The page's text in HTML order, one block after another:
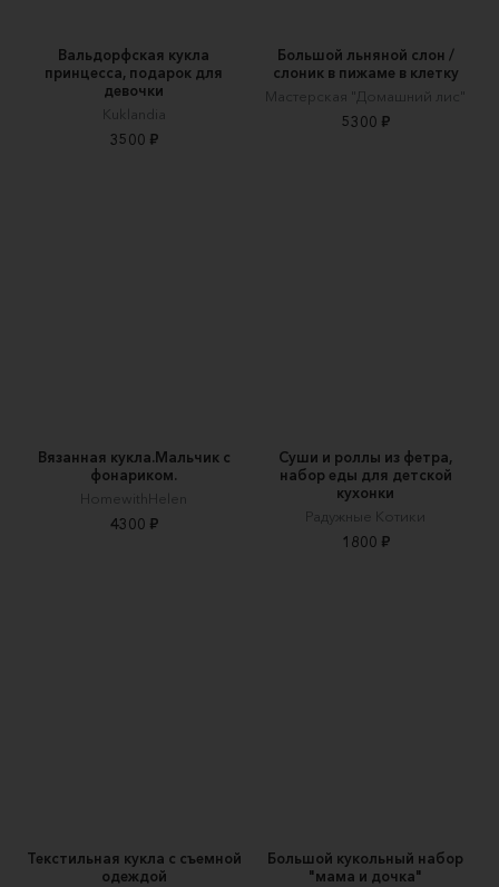
Вальдорфская кукла
принцесса, подарок для
девочки
Kuklandia
3500 ₽
Большой льняной слон /
слоник в пижаме в клетку
Мастерская "Домашний лис"
5300 ₽
Вязанная кукла.Мальчик с
фонариком.
HomewithHelen
4300 ₽
Суши и роллы из фетра,
набор еды для детской
кухонки
Радужные Котики
1800 ₽
Текстильная кукла с съемной
одеждой
Большой кукольный набор
"мама и дочка"